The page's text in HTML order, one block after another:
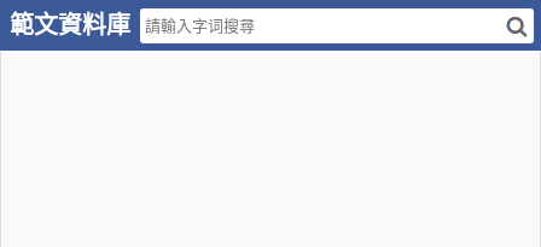
範文資料庫